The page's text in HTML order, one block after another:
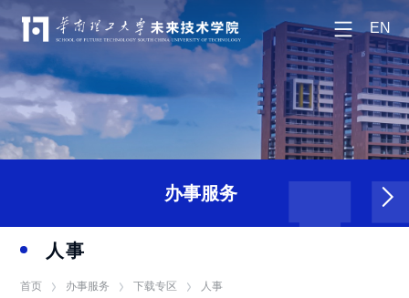
EN
办事服务
人事
首页 办事服务 下载专区 人事